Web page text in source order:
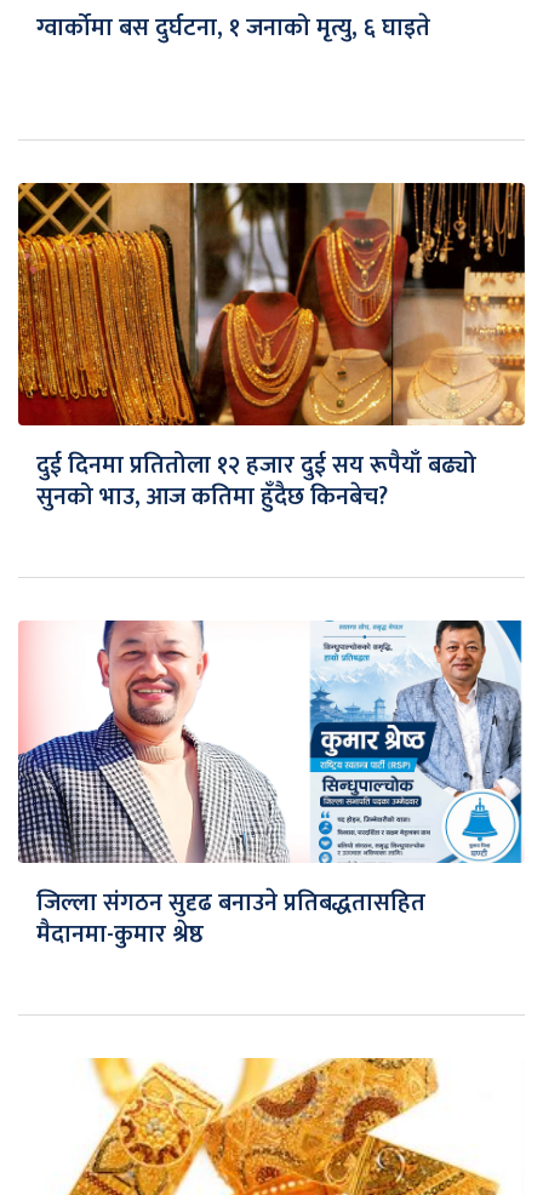
ग्वार्कोमा बस दुर्घटना, १ जनाको मृत्यु, ६ घाइते
दुई दिनमा प्रतितोला १२ हजार दुई सय रूपैयाँ बढ्यो
सुनको भाउ, आज कतिमा हुँदैछ किनबेच?
जिल्ला संगठन सुदृढ बनाउने प्रतिबद्धतासहित
मैदानमा-कुमार श्रेष्ठ